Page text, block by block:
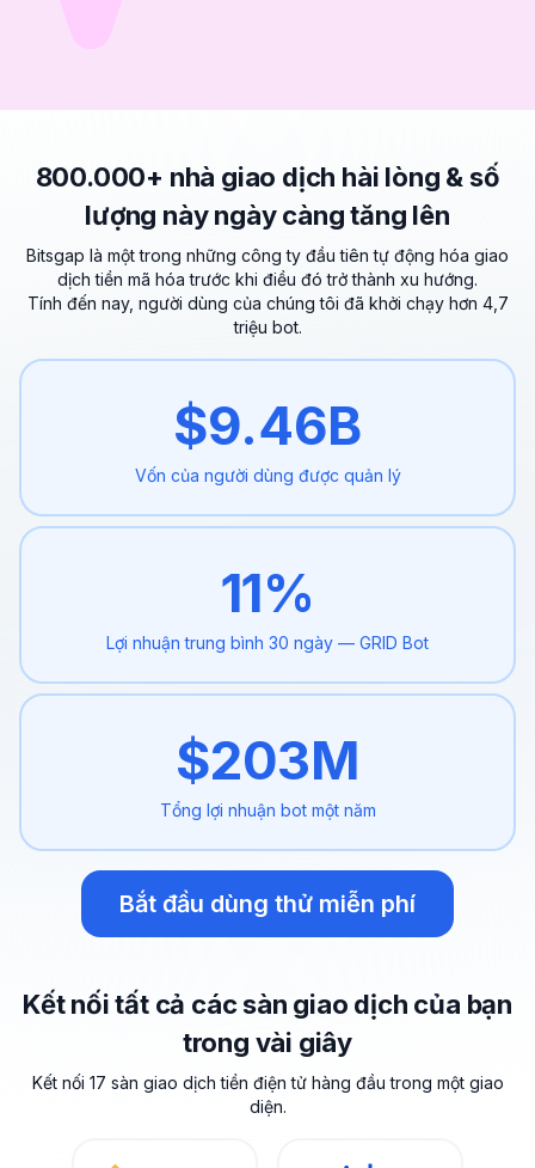
800.000+ nhà giao dịch hài lòng & số
lượng này ngày càng tăng lên
Bitsgap là một trong những công ty đầu tiên tự động hóa giao
dịch tiền mã hóa trước khi điều đó trở thành xu hướng.
Tính đến nay, người dùng của chúng tôi đã khởi chạy hơn 4,7
triệu bot.
$9.46B
Vốn của người dùng được quản lý
11%
Lợi nhuận trung bình 30 ngày — GRID Bot
$203M
Tổng lợi nhuận bot một năm
Bắt đầu dùng thử miễn phí
Kết nối tất cả các sàn giao dịch của bạn
trong vài giây
Kết nối 17 sàn giao dịch tiền điện tử hàng đầu trong một giao
diện.